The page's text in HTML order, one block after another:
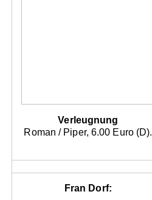
Verleugnung
Roman / Piper, 6.00 Euro (D).
Fran Dorf: